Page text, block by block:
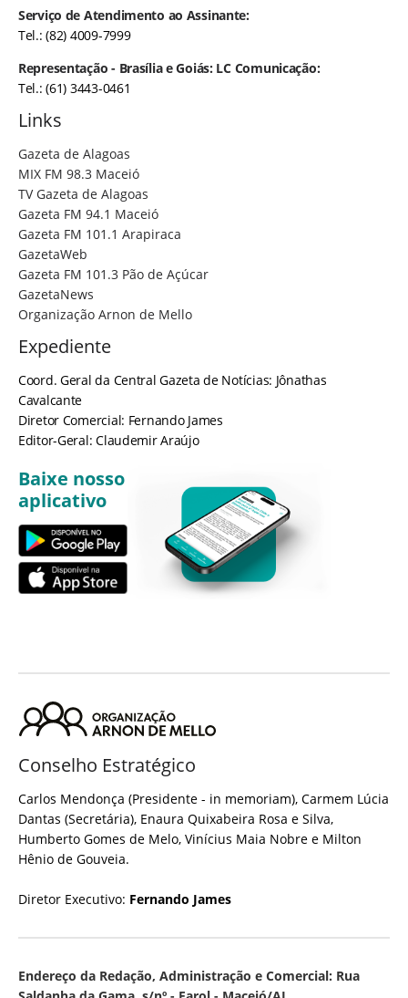
Serviço de Atendimento ao Assinante:
Tel.: (82) 4009-7999
Representação - Brasília e Goiás: LC Comunicação:
Tel.: (61) 3443-0461
Links
Gazeta de Alagoas
MIX FM 98.3 Maceió
TV Gazeta de Alagoas
Gazeta FM 94.1 Maceió
Gazeta FM 101.1 Arapiraca
GazetaWeb
Gazeta FM 101.3 Pão de Açúcar
GazetaNews
Organização Arnon de Mello
Expediente
Coord. Geral da Central Gazeta de Notícias: Jônathas
Cavalcante
Diretor Comercial: Fernando James
Editor-Geral: Claudemir Araújo
Baixe nosso
aplicativo
Conselho Estratégico
Carlos Mendonça (Presidente - in memoriam), Carmem Lúcia
Dantas (Secretária), Enaura Quixabeira Rosa e Silva,
Humberto Gomes de Melo, Vinícius Maia Nobre e Milton
Hênio de Gouveia.
Diretor Executivo: Fernando James
Endereço da Redação, Administração e Comercial: Rua